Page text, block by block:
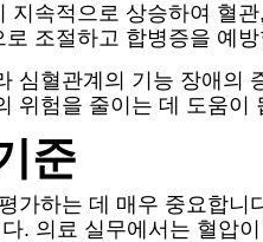
지속적으로 상승하여 혈
조절하고 합병증을 예
심혈관계의 기능 장애의
위험을 줄이는 데 도움이
준
가하는 데 매우 중요합
. 의료 실무에서는 혈압